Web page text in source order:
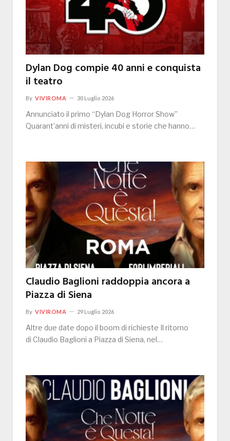
Dylan Dog compie 40 anni e conquista
il teatro
By VIVIROMA 30 Luglio 2026
Annunciato il primo “Dylan Dog Horror Show”
Quarant’anni di misteri, incubi e storie che hanno…
Claudio Baglioni raddoppia ancora a
Piazza di Siena
By VIVIROMA 29 Luglio 2026
Altre due date dopo il boom di richieste Il ritorno
di Claudio Baglioni a Piazza di Siena, nel…